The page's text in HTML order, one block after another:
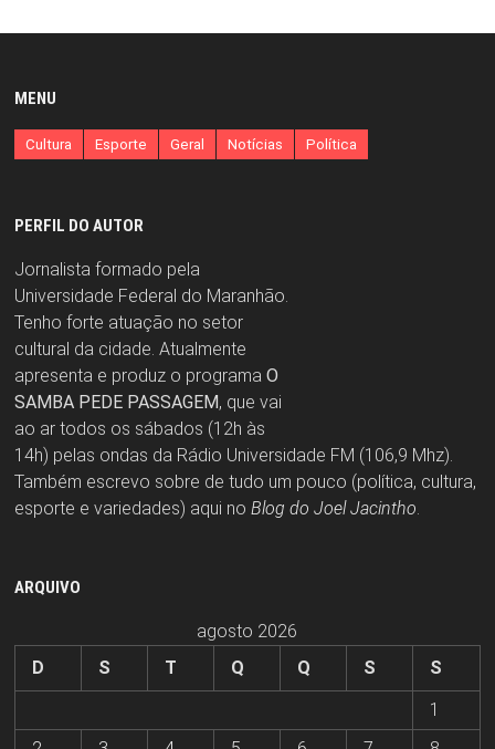
MENU
Cultura Esporte Geral Notícias Política
PERFIL DO AUTOR
Jornalista formado pela
Universidade Federal do Maranhão.
Tenho forte atuação no setor
cultural da cidade. Atualmente
apresenta e produz o programa O
SAMBA PEDE PASSAGEM, que vai
ao ar todos os sábados (12h às
14h) pelas ondas da Rádio Universidade FM (106,9 Mhz).
Também escrevo sobre de tudo um pouco (política, cultura,
esporte e variedades) aqui no Blog do Joel Jacintho.
ARQUIVO
agosto 2026
D
S T Q Q S
S
1